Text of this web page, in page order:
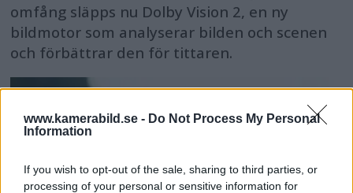
www.kamerabild.se - Do Not Process My Personal
Information
If you wish to opt-out of the sale, sharing to third parties, or
processing of your personal or sensitive information for
omfång släpps nu Dolby Vision 2, en ny
bildmotor som analyserar bilden och scenen
och förbättrar den för tittaren.